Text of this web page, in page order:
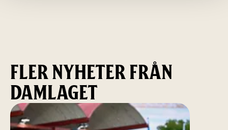
FLER NYHETER FRÅN
DAMLAGET